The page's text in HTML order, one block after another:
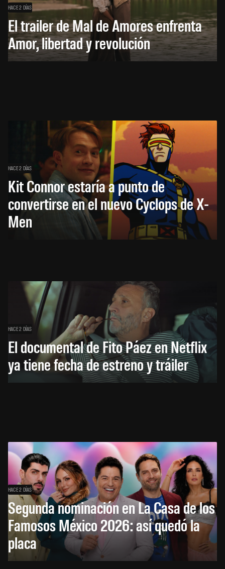
HACE 2 DÍAS
El trailer de Mal de Amores enfrenta
Amor, libertad y revolución
HACE 2 DÍAS
Kit Connor estaría a punto de
convertirse en el nuevo Cyclops de X-
Men
HACE 2 DÍAS
El documental de Fito Páez en Netflix
ya tiene fecha de estreno y tráiler
HACE 2 DÍAS
Segunda nominación en La Casa de los
Famosos México 2026: así quedó la
placa